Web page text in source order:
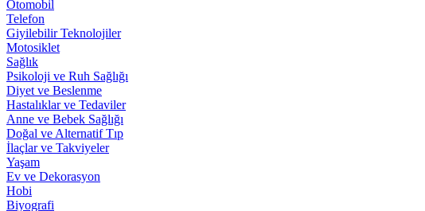
Otomobil
Telefon
Giyilebilir Teknolojiler
Motosiklet
Sağlık
Psikoloji ve Ruh Sağlığı
Diyet ve Beslenme
Hastalıklar ve Tedaviler
Anne ve Bebek Sağlığı
Doğal ve Alternatif Tıp
İlaçlar ve Takviyeler
Yaşam
Ev ve Dekorasyon
Hobi
Biyografi